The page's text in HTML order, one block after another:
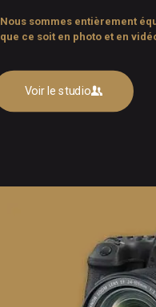
Nous sommes entièrement
que ce soit en photo et en
Voir le studio